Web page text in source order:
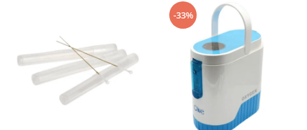
-33%